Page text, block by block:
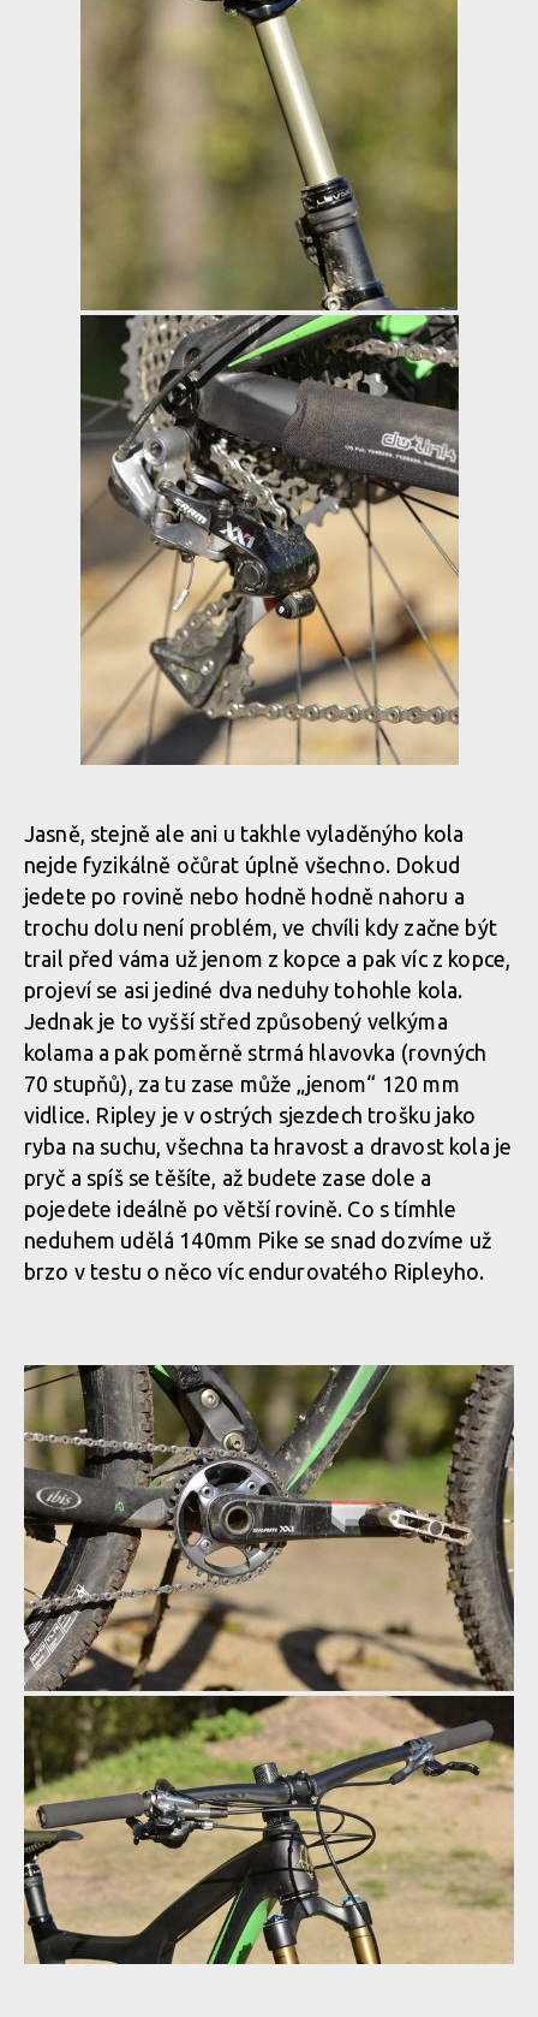
Jasně, stejně ale ani u takhle vyladěnýho kola
nejde fyzikálně očůrat úplně všechno. Dokud
jedete po rovině nebo hodně hodně nahoru a
trochu dolu není problém, ve chvíli kdy začne být
trail před váma už jenom z kopce a pak víc z kopce,
projeví se asi jediné dva neduhy tohohle kola.
Jednak je to vyšší střed způsobený velkýma
kolama a pak poměrně strmá hlavovka (rovných
70 stupňů), za tu zase může „jenom“ 120 mm
vidlice. Ripley je v ostrých sjezdech trošku jako
ryba na suchu, všechna ta hravost a dravost kola je
pryč a spíš se těšíte, až budete zase dole a
pojedete ideálně po větší rovině. Co s tímhle
neduhem udělá 140mm Pike se snad dozvíme už
brzo v testu o něco víc endurovatého Ripleyho.